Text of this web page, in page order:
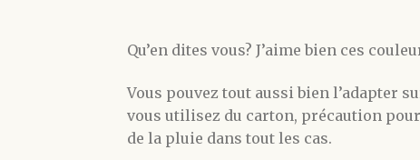
Qu’en dites vous? J’aime bien ces
Vous pouvez tout aussi bien l’adapter
vous utilisez du carton, précaution
de la pluie dans tout les cas.